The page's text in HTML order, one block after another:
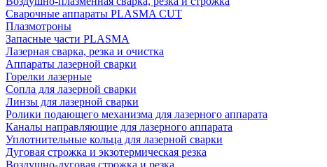
Сварочные аппараты PLASMA CUT
Плазмотроны
Запасные части PLASMA
Лазерная сварка, резка и очистка
Аппараты лазерной сварки
Горелки лазерные
Сопла для лазерной сварки
Линзы для лазерной сварки
Ролики подающего механизма для лазерного аппарата
Каналы направляющие для лазерного аппарата
Уплотнительные кольца для лазерной сварки
Дуговая строжка и экзотермическая резка
Воздушно-дуговая строжка и резка